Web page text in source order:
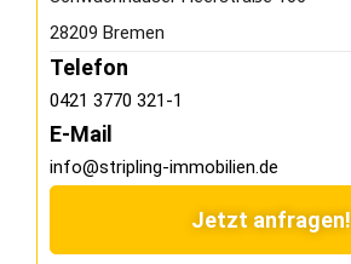
28209 Bremen
Telefon
0421 3770 321-1
E-Mail
info@stripling-immobilien.de
Jetzt anfragen!